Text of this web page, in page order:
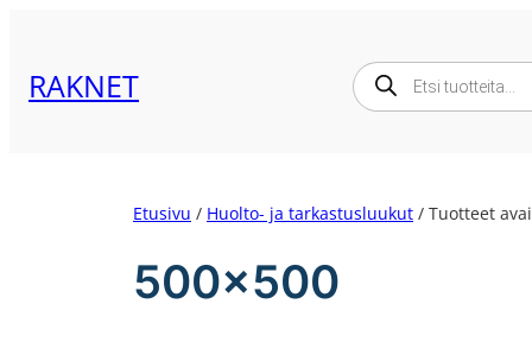
RAKNET Products
search
Etusivu / Huolto- ja tarkastusluukut / Tuotteet
500×500